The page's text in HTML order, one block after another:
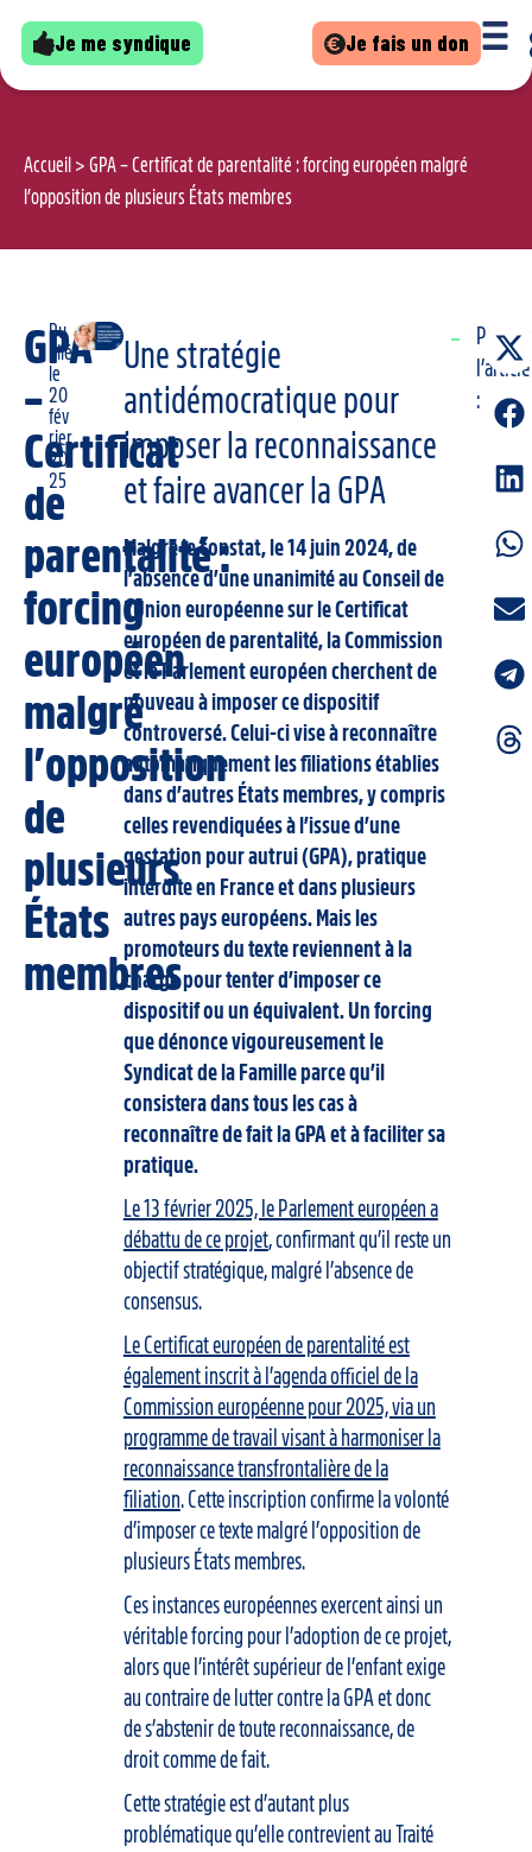
Je me syndique Je fais un don
Accueil > GPA – Certificat de parentalité : forcing européen malgré
l’opposition de plusieurs États membres
GPA
–
Certificat
de
parentalité :
forcing
européen
malgré
l’opposition
de
plusieurs
États
membres
Pu
blié
le
20
fév
rier
20
25
Une stratégie
antidémocratique pour
imposer la reconnaissance
et faire avancer la GPA
Malgré le constat, le 14 juin 2024, de
l’absence d’une unanimité au Conseil de
l’Union européenne sur le Certificat
européen de parentalité, la Commission
et le Parlement européen cherchent de
nouveau à imposer ce dispositif
controversé. Celui-ci vise à reconnaître
automatiquement les filiations établies
dans d’autres États membres, y compris
celles revendiquées à l’issue d’une
gestation pour autrui (GPA), pratique
interdite en France et dans plusieurs
autres pays européens. Mais les
promoteurs du texte reviennent à la
charge pour tenter d’imposer ce
dispositif ou un équivalent. Un forcing
que dénonce vigoureusement le
Syndicat de la Famille parce qu’il
consistera dans tous les cas à
reconnaître de fait la GPA et à faciliter sa
pratique.
Le 13 février 2025, le Parlement européen a
débattu de ce projet, confirmant qu’il reste un
objectif stratégique, malgré l’absence de
consensus.
Le Certificat européen de parentalité est
également inscrit à l’agenda officiel de la
Commission européenne pour 2025, via un
programme de travail visant à harmoniser la
reconnaissance transfrontalière de la
filiation. Cette inscription confirme la volonté
d’imposer ce texte malgré l’opposition de
plusieurs États membres.
Ces instances européennes exercent ainsi un
véritable forcing pour l’adoption de ce projet,
alors que l’intérêt supérieur de l’enfant exige
au contraire de lutter contre la GPA et donc
de s’abstenir de toute reconnaissance, de
droit comme de fait.
Cette stratégie est d’autant plus
problématique qu’elle contrevient au Traité
l’article
: